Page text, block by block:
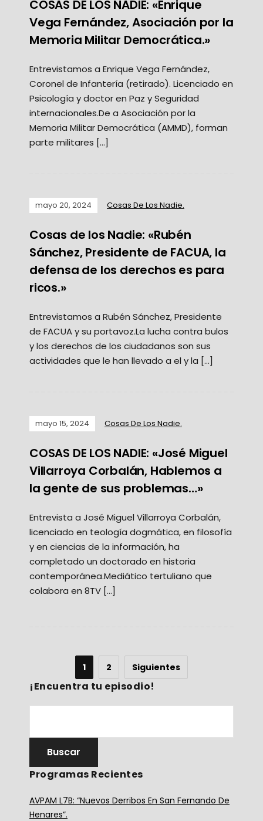
COSAS DE LOS NADIE: «Enrique
Vega Fernández, Asociación por la
Memoria Militar Democrática.»
Entrevistamos a Enrique Vega Fernández,
Coronel de Infantería (retirado). Licenciado en
Psicología y doctor en Paz y Seguridad
internacionales.De a Asociación por la
Memoria Militar Democrática (AMMD), forman
parte militares […]
mayo 20, 2024 Cosas De Los Nadie.
Cosas de los Nadie: «Rubén
Sánchez, Presidente de FACUA, la
defensa de los derechos es para
ricos.»
Entrevistamos a Rubén Sánchez, Presidente
de FACUA y su portavoz.La lucha contra bulos
y los derechos de los ciudadanos son sus
actividades que le han llevado a el y la […]
mayo 15, 2024 Cosas De Los Nadie.
COSAS DE LOS NADIE: «José Miguel
Villarroya Corbalán, Hablemos a
la gente de sus problemas…»
Entrevista a José Miguel Villarroya Corbalán,
licenciado en teología dogmática, en filosofía
y en ciencias de la información, ha
completado un doctorado en historia
contemporánea.Mediático tertuliano que
colabora en 8TV […]
1 2 Siguientes
¡Encuentra tu episodio!
Programas Recientes
AVPAM L7B: “Nuevos Derribos En San Fernando De
Henares”.